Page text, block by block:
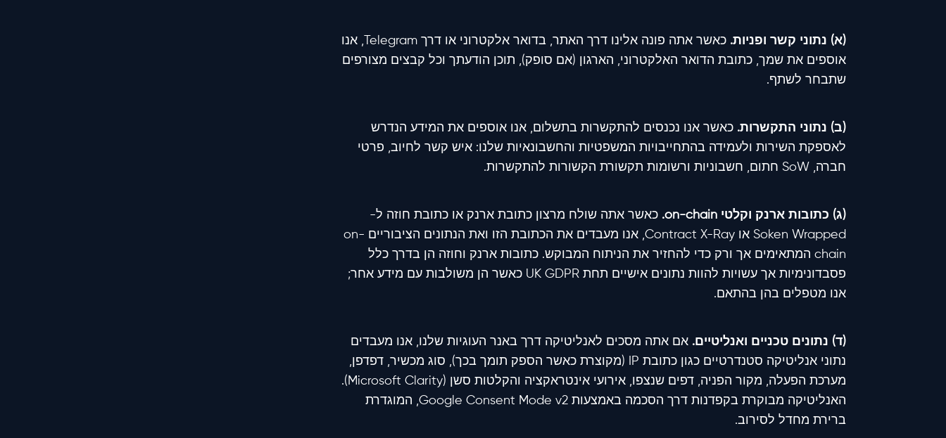
(א) נתוני קשר ופניות.
כאשר אתה פונה אלינו דרך האתר, בדואר אלקטרוני או דרך Telegram, אנו
אוספים את שמך, כתובת הדואר האלקטרוני, הארגון (אם סופק), תוכן הודעתך וכל קבצים מצורפים
שתבחר לשתף.
(ב) נתוני התקשרות. כאשר אנו נכנסים להתקשרות בתשלום, אנו אוספים את המידע הנדרש
לאספקת השירות ולעמידה בהתחייבויות המשפטיות והחשבונאיות שלנו: איש קשר לחיוב, פרטי
חברה, SoW חתום, חשבוניות ורשומות תקשורת הקשורות להתקשרות.
(ג) כתובות ארנק וקלטי on-chain.
כאשר אתה שולח מרצון כתובת ארנק או כתובת חוזה ל-
Soken Wrapped או Contract X-Ray, אנו מעבדים את הכתובת הזו ואת הנתונים הציבוריים on-
chain המתאימים אך ורק כדי להחזיר את הניתוח המבוקש. כתובות ארנק וחוזה הן בדרך כלל
פסבדונימיות אך עשויות להוות נתונים אישיים תחת UK GDPR כאשר הן משולבות עם מידע אחר;
אנו מטפלים בהן בהתאם.
(ד) נתונים טכניים ואנליטיים. אם אתה מסכים לאנליטיקה דרך באנר העוגיות שלנו, אנו מעבדים
נתוני אנליטיקה סטנדרטיים כגון כתובת IP (מקוצרת כאשר הספק תומך בכך), סוג מכשיר, דפדפן,
מערכת הפעלה, מקור הפניה, דפים שנצפו, אירועי אינטראקציה והקלטות סשן (Microsoft Clarity).
האנליטיקה מבוקרת בקפדנות דרך הסכמה באמצעות Google Consent Mode v2, המוגדרת
ברירת מחדל לסירוב.